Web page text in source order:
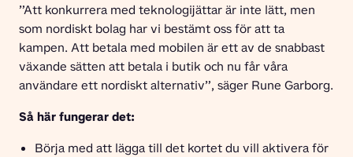
”Att konkurrera med teknologijättar är inte lätt, men
som nordiskt bolag har vi bestämt oss för att ta
kampen. Att betala med mobilen är ett av de snabbast
växande sätten att betala i butik och nu får våra
användare ett nordiskt alternativ”, säger Rune Garborg.
Så här fungerar det:
Börja med att lägga till det kortet du vill aktivera för